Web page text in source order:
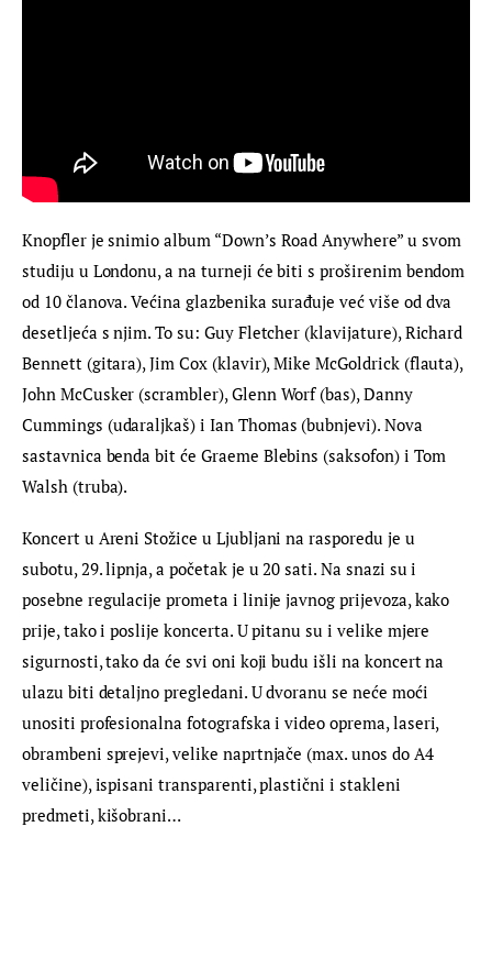
Knopfler je snimio album “Down’s Road Anywhere” u svom
studiju u Londonu, a na turneji će biti s proširenim bendom
od 10 članova. Većina glazbenika surađuje već više od dva
desetljeća s njim. To su: Guy Fletcher (klavijature), Richard
Bennett (gitara), Jim Cox (klavir), Mike McGoldrick (flauta),
John McCusker (scrambler), Glenn Worf (bas), Danny
Cummings (udaraljkaš) i Ian Thomas (bubnjevi). Nova
sastavnica benda bit će Graeme Blebins (saksofon) i Tom
Walsh (truba).
Koncert u Areni Stožice u Ljubljani na rasporedu je u
subotu, 29. lipnja, a početak je u 20 sati. Na snazi su i
posebne regulacije prometa i linije javnog prijevoza, kako
prije, tako i poslije koncerta. U pitanu su i velike mjere
sigurnosti, tako da će svi oni koji budu išli na koncert na
ulazu biti detaljno pregledani. U dvoranu se neće moći
unositi profesionalna fotografska i video oprema, laseri,
obrambeni sprejevi, velike naprtnjače (max. unos do A4
veličine), ispisani transparenti, plastični i stakleni
predmeti, kišobrani…